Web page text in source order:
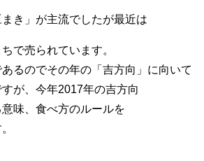
き」が主流でしたが最近は
で売られています。
るのでその年の「吉方向」に向いて
が、今年2017年の吉方向
味、食べ方のルールを